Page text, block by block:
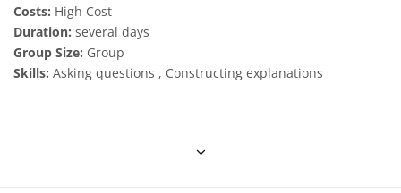
Costs: High Cost
Duration: several days
Group Size: Group
Skills: Asking questions , Constructing explanations